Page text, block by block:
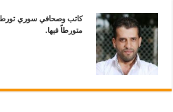
متورطاً فيها.